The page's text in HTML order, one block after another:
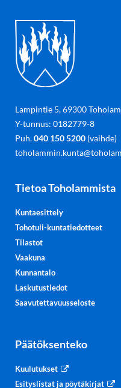
Lampintie 5, 69300
Y-tunnus: 0182779-8
Puh.040 150 5200(vaihde)
Tietoa Toholammista
Kuntaesittely
Tohotuli-kuntatiedotteet
Tilastot
Vaakuna
Kunnantalo
Laskutustiedot
Saavutettavuusseloste
Päätöksenteko
Kuulutukset
Esityslistat ja pöytäkirjat